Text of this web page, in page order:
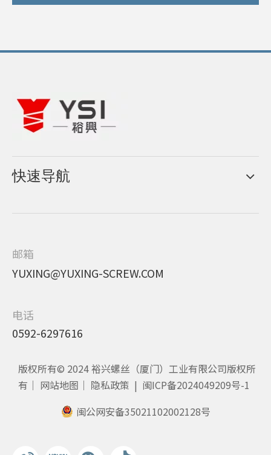
快速导航
邮箱
YUXING@YUXING-SCREW.COM
电话
0592-6297616
版权所有© 2024 裕兴螺丝（厦门）工业有限公司版权所
有｜ 网站地图 ｜ 隐私政策 | 闽ICP备2024049209号-1
闽公网安备35021102002128号